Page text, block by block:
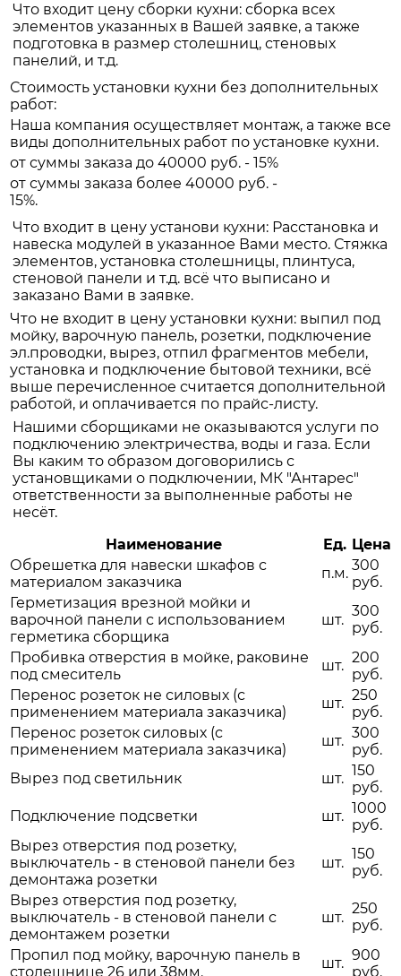
Что входит цену сборки кухни: сборка всех
элементов указанных в Вашей заявке, а также
подготовка в размер столешниц, стеновых
панелий, и т.д.
Стоимость установки кухни без дополнительных
работ:
Наша компания осуществляет монтаж, а также все
виды дополнительных работ по установке кухни.
от суммы заказа до 40000 руб. - 15%
от суммы заказа более 40000 руб. -
15%.
Что входит в цену установи кухни: Расстановка и
навеска модулей в указанное Вами место. Стяжка
элементов, установка столешницы, плинтуса,
стеновой панели и т.д. всё что выписано и
заказано Вами в заявке.
Что не входит в цену установки кухни: выпил под
мойку, варочную панель, розетки, подключение
эл.проводки, вырез, отпил фрагментов мебели,
установка и подключение бытовой техники, всё
выше перечисленное считается дополнительной
работой, и оплачивается по прайс-листу.
Нашими сборщиками не оказываются услуги по
подключению электричества, воды и газа. Если
Вы каким то образом договорились с
установщиками о подключении, МК "Антарес"
ответственности за выполненные работы не
несёт.
Наименование
Ед. Цена
Обрешетка для навески шкафов с
материалом заказчика
п.м. 300
руб.
Герметизация врезной мойки и
варочной панели с использованием
герметика сборщика
шт.
300
руб.
Пробивка отверстия в мойке, раковине
под смеситель
шт. 200
руб.
Перенос розеток не силовых (с
применением материала заказчика)
шт. 250
руб.
Перенос розеток силовых (с
применением материала заказчика)
шт. 300
руб.
Вырез под светильник
шт. 150
руб.
Подключение подсветки
шт. 1000
руб.
Вырез отверстия под розетку,
выключатель - в стеновой панели без
демонтажа розетки
шт.
150
руб.
Вырез отверстия под розетку,
выключатель - в стеновой панели с
демонтажем розетки
шт.
250
руб.
Пропил под мойку, варочную панель в
столешнице 26 или 38мм.
шт. 900
руб.